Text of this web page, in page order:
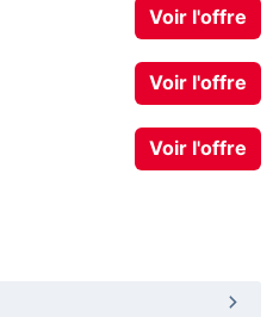
Voir l'offre
Voir l'offre
Voir l'offre